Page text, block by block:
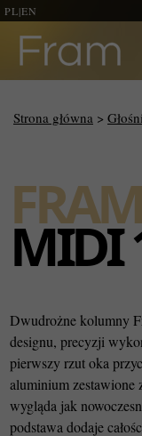
PL|EN
Strona główna >
FRAM
MIDI
Dwudrożne kolumny
designu, precyzji
pierwszy rzut oka
aluminium zestawione
wygląda jak
podstawa dodaje